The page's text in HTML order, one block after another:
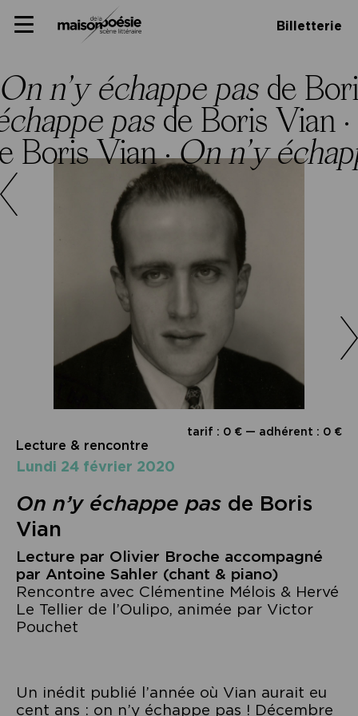
Panneau de gestion des cookies
to
Primary
Billetterie
On n’y échappe pas de
pasde Boris Vian ·
Boris Vian ·On n’y
tarif : 0 € — adhérent : 0 €
Lecture & rencontre
lundi 24 février 2020
On n’y échappe pas de Boris
Vian
Lecture par Olivier Broche accompagné
par Antoine Sahler (chant & piano)
Rencontre avec Clémentine Mélois & Hervé
Le Tellier de l’Oulipo, animée par Victor
Pouchet
Un inédit publié l’année où Vian aurait eu
cent ans : on n’y échappe pas ! Décembre